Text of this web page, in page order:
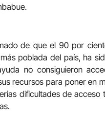
de que el 90 por
poblada del país, ha
no consiguieron
recursos para poner en
dificultades de